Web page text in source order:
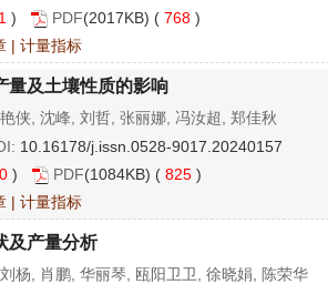
) PDF(2017KB) ( 768 )
| 计量指标
量及土壤性质的影响
侠, 沈峰, 刘哲, 张丽娜, 冯汝超, 郑佳秋
10.16178/j.issn.0528-9017.20240157
) PDF(1084KB) ( 825 )
| 计量指标
及产量分析
杨, 肖鹏, 华丽琴, 瓯阳卫卫, 徐晓娟, 陈荣华